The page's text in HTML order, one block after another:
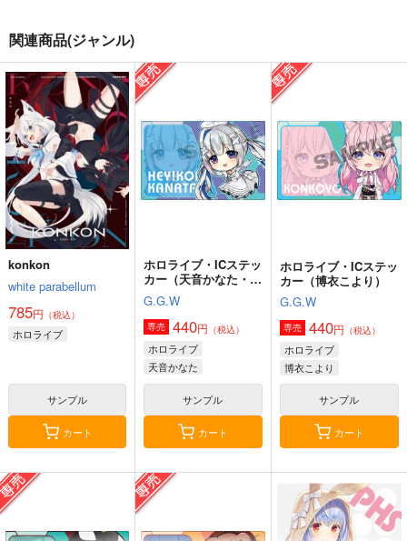
関連商品(ジャンル)
konkon
white parabellum
785円 （税込）
ホロライブ
サンプル
カート
ホロライブ・ICステッ
カー（天音かなた・ナ
ース衣装）
G.G.W
専売 440円 （税込）
ホロライブ
天音かなた
サンプル
カート
ホロライブ・ICステッ
カー（博衣こより）
G.G.W
専売 440円 （税込）
ホロライブ
博衣こより
サンプル
カート